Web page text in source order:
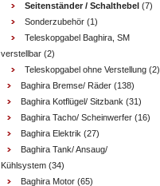
Seitenständer / Schalthebel (7)
Sonderzubehör (1)
Teleskopgabel Baghira, SM
verstellbar (2)
Teleskopgabel ohne Verstellung (2)
Baghira Bremse/ Räder (138)
Baghira Kotflügel/ Sitzbank (31)
Baghira Tacho/ Scheinwerfer (16)
Baghira Elektrik (27)
Baghira Tank/ Ansaug/
Kühlsystem (34)
Baghira Motor (65)